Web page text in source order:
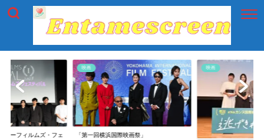
アーフィルムズ・フェ
映画
「第一回横浜国際映画祭」
映画